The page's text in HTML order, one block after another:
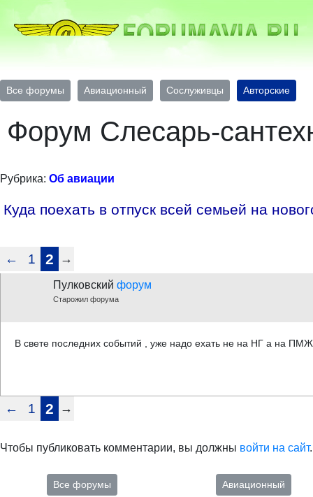
Все форумы Авиационный Сослуживцы Авторские
Форум Слесарь-
Рубрика: Об авиации
Куда поехать в отпуск всей семьей на
← 1 2 →
Пулковский форум
Старожил форума
В свете последних событий , уже надо ехать не на НГ а на
← 1 2 →
Чтобы публиковать комментарии, вы должны войти на сайт.
Все форумы Авиационный